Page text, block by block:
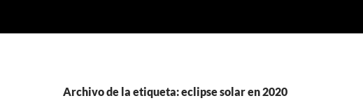
Archivo de la etiqueta: eclipse solar en 2020